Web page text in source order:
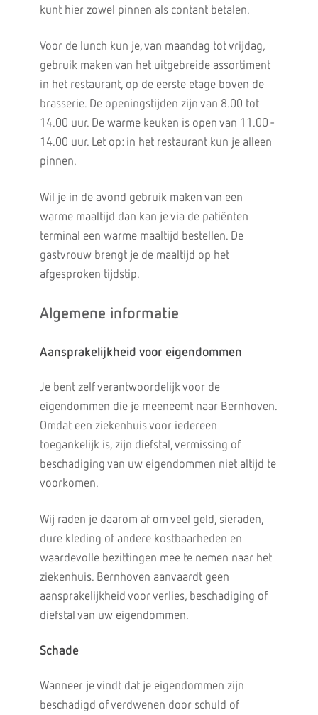
kunt hier zowel pinnen als contant betalen.
Voor de lunch kun je, van maandag tot vrijdag,
gebruik maken van het uitgebreide assortiment
in het restaurant, op de eerste etage boven de
brasserie. De openingstijden zijn van 8.00 tot
14.00 uur. De warme keuken is open van 11.00 -
14.00 uur. Let op: in het restaurant kun je alleen
pinnen.
Wil je in de avond gebruik maken van een
warme maaltijd dan kan je via de patiënten
terminal een warme maaltijd bestellen. De
gastvrouw brengt je de maaltijd op het
afgesproken tijdstip.
Algemene informatie
Aansprakelijkheid voor eigendommen
Je bent zelf verantwoordelijk voor de
eigendommen die je meeneemt naar Bernhoven.
Omdat een ziekenhuis voor iedereen
toegankelijk is, zijn diefstal, vermissing of
beschadiging van uw eigendommen niet altijd te
voorkomen.
Wij raden je daarom af om veel geld, sieraden,
dure kleding of andere kostbaarheden en
waardevolle bezittingen mee te nemen naar het
ziekenhuis. Bernhoven aanvaardt geen
aansprakelijkheid voor verlies, beschadiging of
diefstal van uw eigendommen.
Schade
Wanneer je vindt dat je eigendommen zijn
beschadigd of verdwenen door schuld of